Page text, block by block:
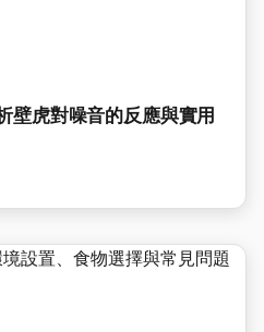
壁虎對噪音的反應與實用